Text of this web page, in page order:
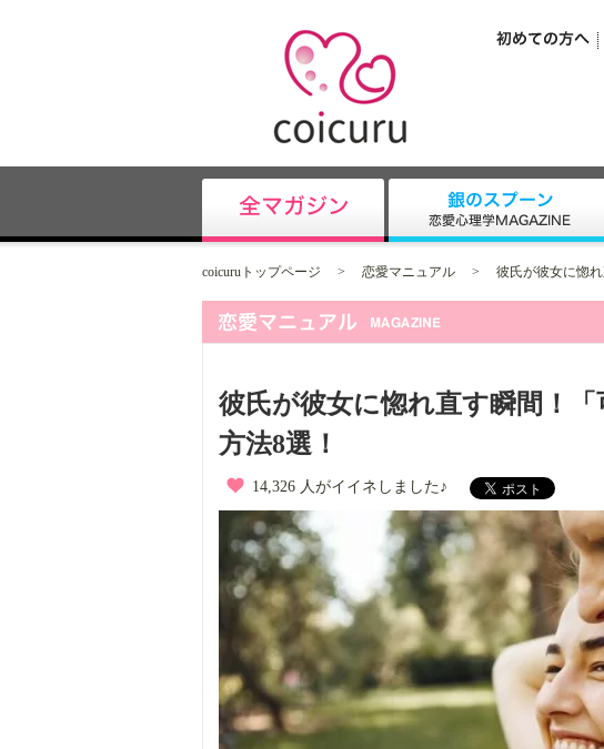
coicuruトップページ > 恋愛マニュアル > 彼氏が彼女に惚
彼氏が彼女に惚れ直す瞬間！
方法8選！
14,326 人がイイネしました♪